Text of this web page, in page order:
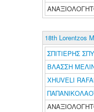
18th Lorentzos
ΣΠΙΤΙΕΡΗΣ
ΒΛΑΣΣΗ
XHUVELI